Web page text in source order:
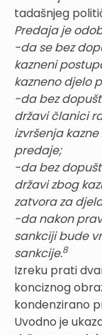
tadašnjeg
Predaja je
-da se bez
kazneni
kazneno djelo
-da bez
državi članici
izvršenja
predaje;
-da bez
državi zbog
zatvora za
-da nakon
sankciji bude
sankcije.8
Izreku prati
konciznog
kondenzirano
Uvodno je